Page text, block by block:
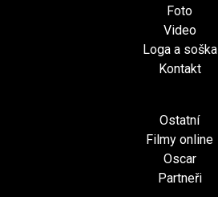
Foto
Video
Loga a soška
Kontakt
Ostatní
Filmy online
Oscar
Partneři